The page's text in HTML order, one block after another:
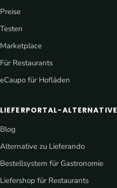
Preise
Testen
Marketplace
Für Restaurants
eCaupo für Hofläden
LIEFERPORTAL-ALTERNATIVE
Blog
Alternative zu Lieferando
Bestellsystem für Gastronomie
Liefershop für Restaurants